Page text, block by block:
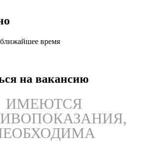
ИМЕЮТСЯ
время
на вакансию
Отправить
вы соглашаетесь с Политикой